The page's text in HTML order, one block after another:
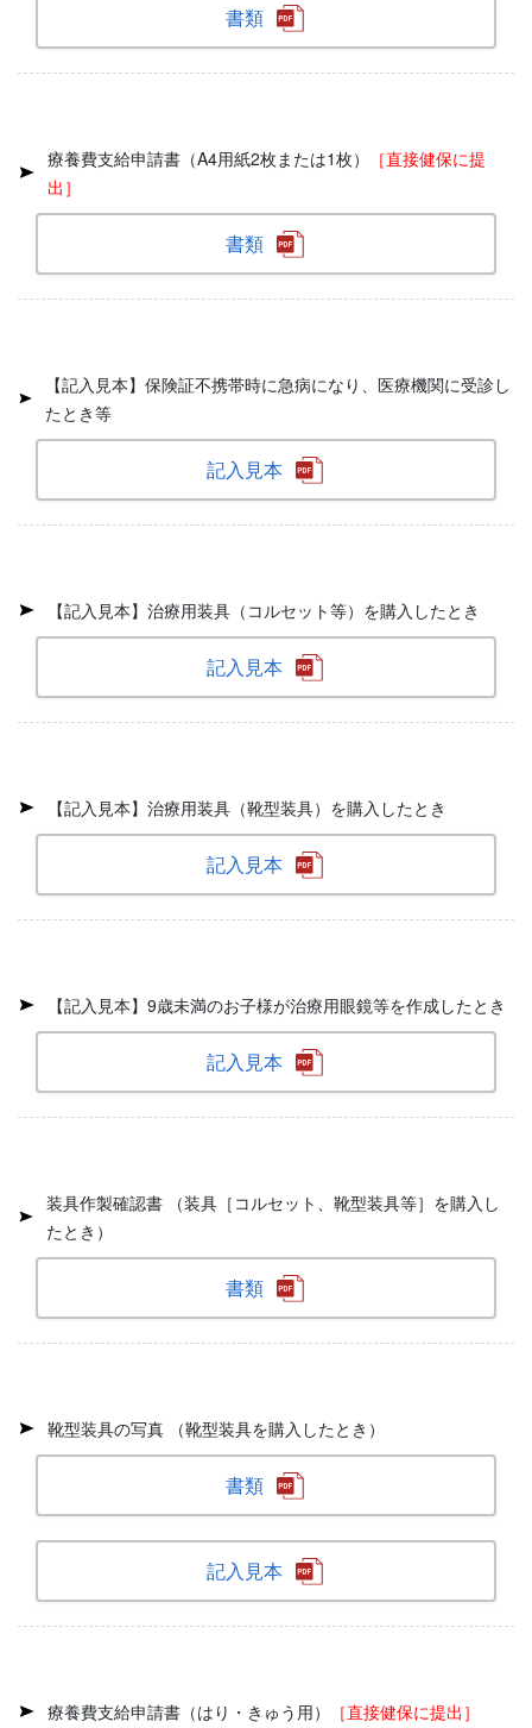
書類
療養費支給申請書（A4用紙2枚または1枚）
［直接健保に提
出］
書類
【記入見本】保険証不携帯時に急病になり、医療機関に受診し
たとき等
記入見本
【記入見本】治療用装具（コルセット等）を購入したとき
記入見本
【記入見本】治療用装具（靴型装具）を購入したとき
記入見本
【記入見本】9歳未満のお子様が治療用眼鏡等を作成したとき
記入見本
装具作製確認書 （装具［コルセット、靴型装具等］を購入し
たとき）
書類
靴型装具の写真 （靴型装具を購入したとき）
書類
記入見本
療養費支給申請書（はり・きゅう用） ［直接健保に提出］